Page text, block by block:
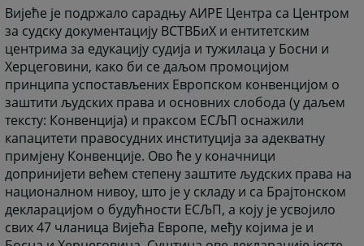
Вијеће је подржало сарадњу АИРЕ Центра са Центром
за судску документацију ВСТВБиХ и ентитетским
центрима за едукацију судија и тужилаца у Босни и
Херцеговини, како би се даљом промоцијом
принципа успостављених Европском конвенцијом о
заштити људских права и основних слобода (у даљем
тексту: Конвенција) и праксом ЕСЉП оснажили
капацитети правосудних институција за адекватну
примјену Конвенције. Ово ће у коначници
допринијети већем степену заштите људских права на
националном нивоу, што је у складу и са Брајтонском
декларацијом о будућности ЕСЉП, а коју је усвојило
свих 47 чланица Вијећа Европе, међу којима је и